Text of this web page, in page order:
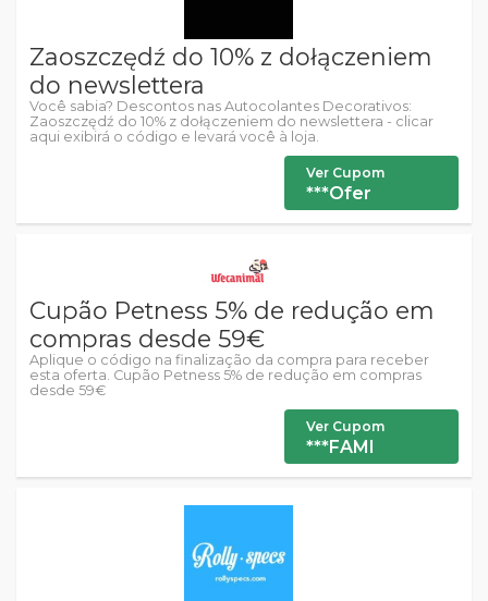
Zaoszczędź do 10% z dołączeniem
do newslettera
Você sabia? Descontos nas Autocolantes Decorativos:
Zaoszczędź do 10% z dołączeniem do newslettera - clicar
aqui exibirá o código e levará você à loja.
Ver Cupom
***Ofer
Cupão Petness 5% de redução em
compras desde 59€
Aplique o código na finalização da compra para receber
esta oferta. Cupão Petness 5% de redução em compras
desde 59€
Ver Cupom
***FAMI